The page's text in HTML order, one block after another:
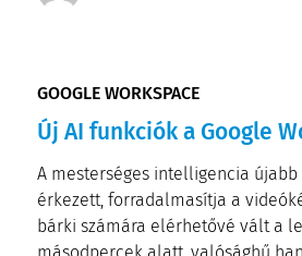
GOOGLE WORKSPACE
Új AI funkciók a Google
A mesterséges intelligencia
érkezett, forradalmasítja a
bárki számára elérhetővé vált a